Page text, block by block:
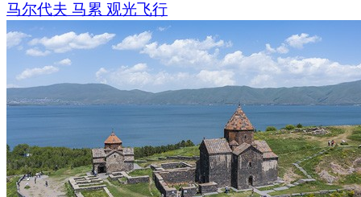
马尔代夫 马累 观光飞行